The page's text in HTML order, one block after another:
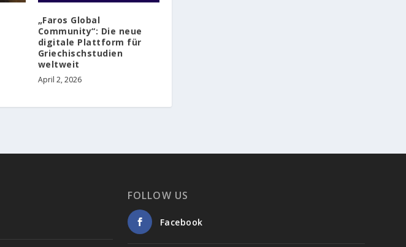
„Faros Global
Community“: Die neue
digitale Plattform für
Griechischstudien
weltweit
April 2, 2026
FOLLOW US
Facebook